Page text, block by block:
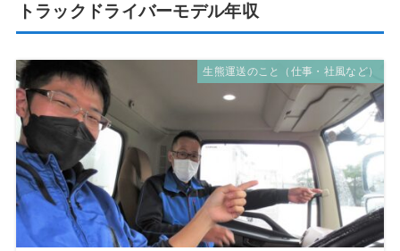
トラックドライバーモデル年収
生熊運送のこと（仕事・社風など）